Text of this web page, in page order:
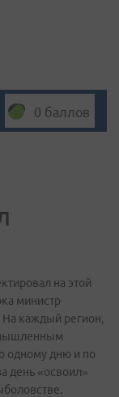
0 баллов
на этой
министр
На каждый регион,
одному дню и по
день «освоил»